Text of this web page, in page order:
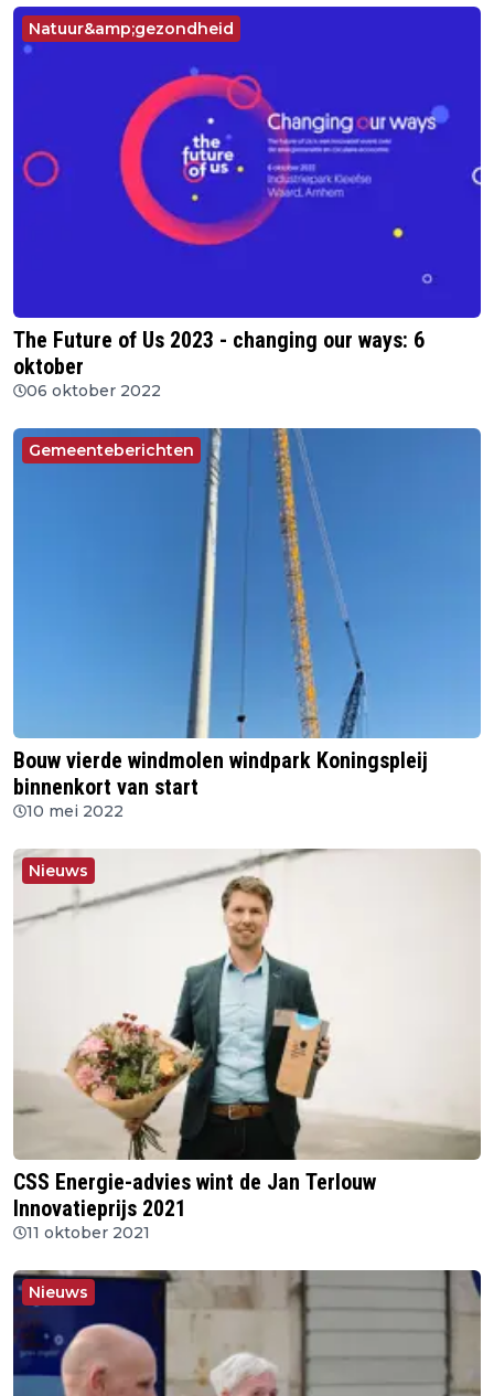
Natuur&amp;gezondheid
The Future of Us 2023 - changing our ways: 6
oktober
06 oktober 2022
Gemeenteberichten
Bouw vierde windmolen windpark Koningspleij
binnenkort van start
10 mei 2022
Nieuws
CSS Energie-advies wint de Jan Terlouw
Innovatieprijs 2021
11 oktober 2021
Nieuws